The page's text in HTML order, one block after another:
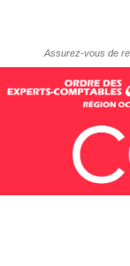
Assurez-vous de